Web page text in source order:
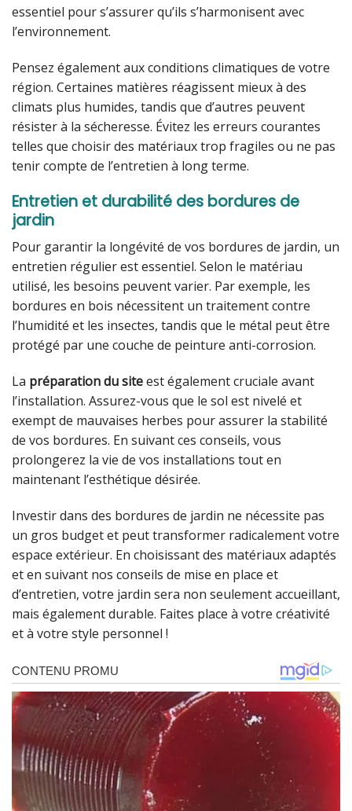
essentiel pour s’assurer qu’ils s’harmonisent avec
l’environnement.
Pensez également aux conditions climatiques de votre
région. Certaines matières réagissent mieux à des
climats plus humides, tandis que d’autres peuvent
résister à la sécheresse. Évitez les erreurs courantes
telles que choisir des matériaux trop fragiles ou ne pas
tenir compte de l’entretien à long terme.
Entretien et durabilité des bordures de
jardin
Pour garantir la longévité de vos bordures de jardin, un
entretien régulier est essentiel. Selon le matériau
utilisé, les besoins peuvent varier. Par exemple, les
bordures en bois nécessitent un traitement contre
l’humidité et les insectes, tandis que le métal peut être
protégé par une couche de peinture anti-corrosion.
La préparation du siteest également cruciale avant
l’installation. Assurez-vous que le sol est nivelé et
exempt de mauvaises herbes pour assurer la stabilité
de vos bordures. En suivant ces conseils, vous
prolongerez la vie de vos installations tout en
maintenant l’esthétique désirée.
Investir dans des bordures de jardin ne nécessite pas
un gros budget et peut transformer radicalement votre
espace extérieur. En choisissant des matériaux adaptés
et en suivant nos conseils de mise en place et
d’entretien, votre jardin sera non seulement accueillant,
mais également durable. Faites place à votre créativité
et à votre style personnel !